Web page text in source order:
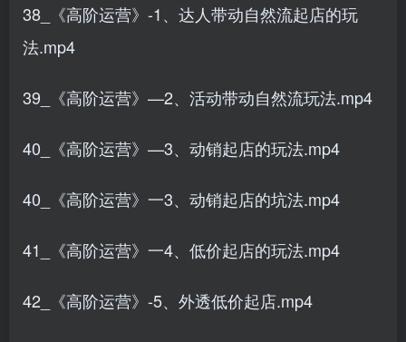
38_《高阶运营》-1、达人带动自然流起店的玩
法.mp4
39_《高阶运营》—2、活动带动自然流玩法.mp4
40_《高阶运营》—3、动销起店的玩法.mp4
40_《高阶运营》一3、动销起店的坑法.mp4
41_《高阶运营》一4、低价起店的玩法.mp4
42_《高阶运营》-5、外透低价起店.mp4